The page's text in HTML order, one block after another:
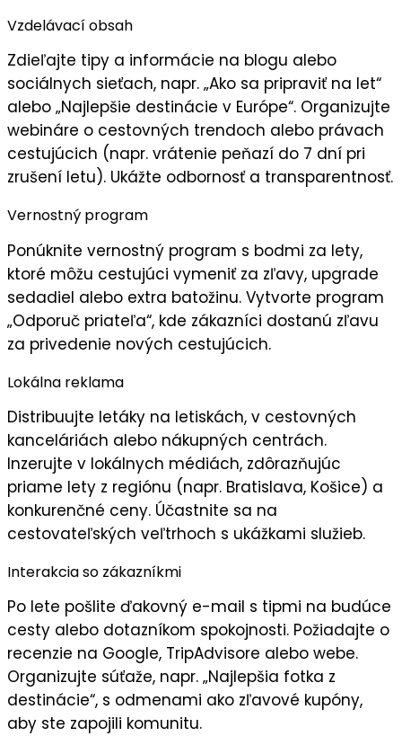
Vzdelávací obsah
Zdieľajte tipy a informácie na blogu alebo
sociálnych sieťach, napr. „Ako sa pripraviť na let“
alebo „Najlepšie destinácie v Európe“. Organizujte
webináre o cestovných trendoch alebo právach
cestujúcich (napr. vrátenie peňazí do 7 dní pri
zrušení letu). Ukážte odbornosťa transparentnosť.
Vernostný program
Ponúknite vernostný program s bodmi za lety,
ktoré môžu cestujúci vymeniť za zľavy, upgrade
sedadiel alebo extra batožinu. Vytvorte program
„Odporuč priateľa“, kde zákazníci dostanú zľavu
za privedenie nových cestujúcich.
Lokálna reklama
Distribuujte letáky na letiskách, v cestovných
kanceláriách alebo nákupných centrách.
Inzerujte v lokálnych médiách, zdôrazňujúc
priame lety z regiónu (napr. Bratislava, Košice) a
konkurenčné ceny. Účastnite sa na
cestovateľských veľtrhoch s ukážkami služieb.
Interakcia so zákazníkmi
Po lete pošlite ďakovný e-mail s tipmi na budúce
cesty alebo dotazníkom spokojnosti. Požiadajte o
recenzie na Google, TripAdvisore alebo webe.
Organizujte súťaže, napr. „Najlepšia fotka z
destinácie“, s odmenami ako zľavové kupóny,
aby ste zapojili komunitu.